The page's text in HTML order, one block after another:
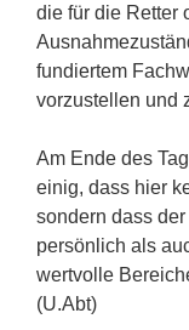
die für die Retter
fundiertem
vorzustellen und
Am Ende des
einig, dass hier
sondern dass der
persönlich als
wertvolle
(U.Abt)